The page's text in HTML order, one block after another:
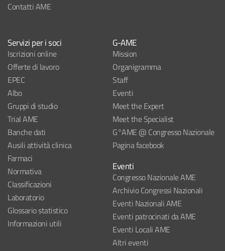
Contatti AME
Servizi per i soci
Iscrizioni online
Offerte di lavoro
EPEC
Albo
Gruppi di studio
Trial AME
Banche dati
Ausili attività clinica
Farmaci
Normativa
Classificazioni
Laboratorio
Glossario statistico
Informazioni utili
G-AME
Mission
Organigramma
Staff
Eventi
Meet the Expert
Meet the Specialist
G°AME @ Congresso Nazionale
Pagina facebook
Eventi
Congresso Nazionale AME
Archivio Congressi Nazionali
Eventi Nazionali AME
Eventi patrocinati da AME
Eventi Locali AME
Altri eventi